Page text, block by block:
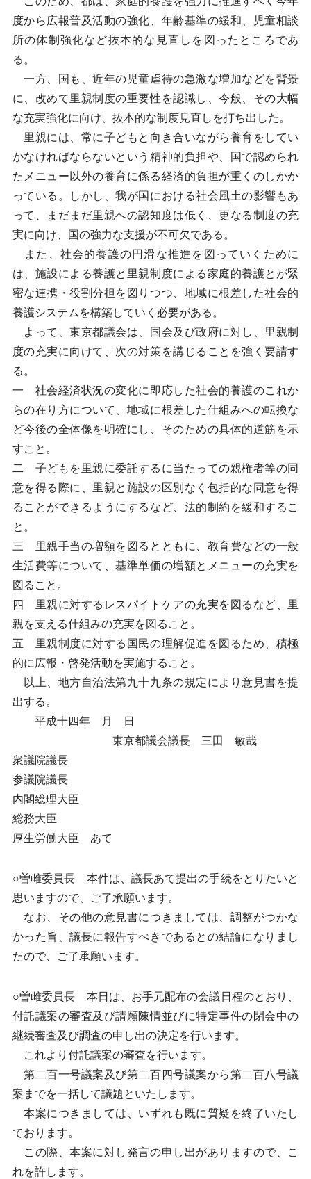
度から広報普及活動の強化、年齢基準の緩和、児童相談
所の体制強化など抜本的な見直しを図ったところであ
る。
一方、国も、近年の児童虐待の急激な増加などを背景
に、改めて里親制度の重要性を認識し、今般、その大幅
な充実強化に向け、抜本的な制度見直しを打ち出した。
里親には、常に子どもと向き合いながら養育をしてい
かなければならないという精神的負担や、国で認められ
たメニュー以外の養育に係る経済的負担が重くのしかか
っている。しかし、我が国における社会風土の影響もあ
って、まだまだ里親への認知度は低く、更なる制度の充
実に向け、国の強力な支援が不可欠である。
また、社会的養護の円滑な推進を図っていくために
は、施設による養護と里親制度による家庭的養護とが緊
密な連携・役割分担を図りつつ、地域に根差した社会的
養護システムを構築していく必要がある。
よって、東京都議会は、国会及び政府に対し、里親制
度の充実に向けて、次の対策を講じることを強く要請す
る。
一 社会経済状況の変化に即応した社会的養護のこれか
らの在り方について、地域に根差した仕組みへの転換な
ど今後の全体像を明確にし、そのための具体的道筋を示
すこと。
二 子どもを里親に委託するに当たっての親権者等の同
意を得る際に、里親と施設の区別なく包括的な同意を得
ることができるようにするなど、法的制約を緩和するこ
と。
三 里親手当の増額を図るとともに、教育費などの一般
生活費等について、基準単価の増額とメニューの充実を
図ること。
四 里親に対するレスパイトケアの充実を図るなど、里
親を支える仕組みの充実を図ること。
五 里親制度に対する国民の理解促進を図るため、積極
的に広報・啓発活動を実施すること。
以上、地方自治法第九十九条の規定により意見書を提
出する。
平成十四年 月 日
東京都議会議長 三田 敏哉
衆議院議長
参議院議長
内閣総理大臣
総務大臣
厚生労働大臣 あて
○曽雌委員長 本件は、議長あて提出の手続をとりたいと
思いますので、ご了承願います。
なお、その他の意見書につきましては、調整がつかな
かった旨、議長に報告すべきであるとの結論になりまし
たので、ご了承願います。
○曽雌委員長 本日は、お手元配布の会議日程のとおり、
付託議案の審査及び請願陳情並びに特定事件の閉会中の
継続審査及び調査の申し出の決定を行います。
これより付託議案の審査を行います。
第二百一号議案及び第二百四号議案から第二百八号議
案までを一括して議題といたします。
本案につきましては、いずれも既に質疑を終了いたし
ております。
この際、本案に対し発言の申し出がありますので、こ
れを許します。